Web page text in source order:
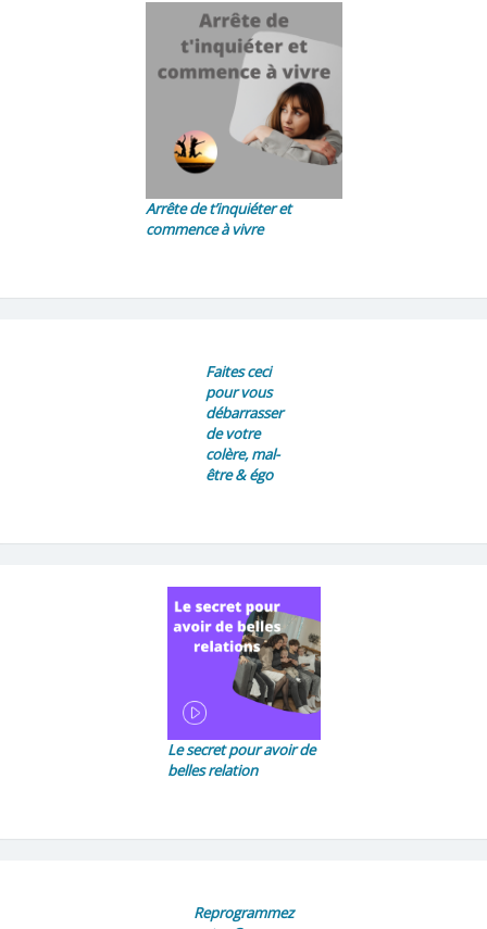
Arrête de t’inquiéter et
commence à vivre
Faites ceci
pour vous
débarrasser
de votre
colère, mal-
être & égo
Le secret pour avoir de
belles relation
Reprogrammez